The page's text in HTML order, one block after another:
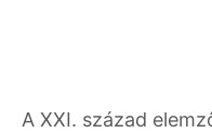
A XXI. század